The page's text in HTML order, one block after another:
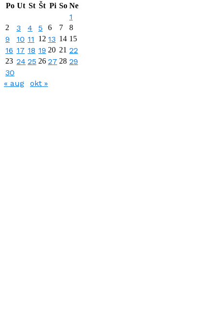
Po Ut St Št Pi So Ne
1
2 3 4 5 6 7 8
9 10 11 12 13 14 15
16 17 18 19 20 21 22
23 24 25 26 27 28 29
30
« aug
okt »